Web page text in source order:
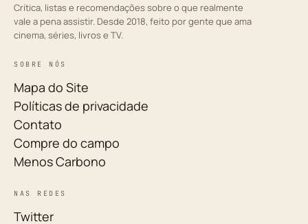
Crítica, listas e recomendações sobre o que realmente
vale a pena assistir. Desde 2018, feito por gente que ama
cinema, séries, livros e TV.
SOBRE NÓS
Mapa do Site
Políticas de privacidade
Contato
Compre do campo
Menos Carbono
NAS REDES
Twitter